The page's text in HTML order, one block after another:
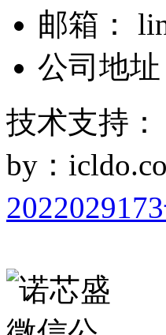
邮箱：
公司地
技术支持：
by：